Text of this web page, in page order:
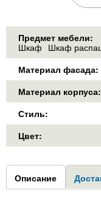
Предмет мебели:
Шкаф Шкаф
Материал фасада:
Материал корпуса:
Стиль:
Цвет:
Group1
Описание (активная
вкладка)